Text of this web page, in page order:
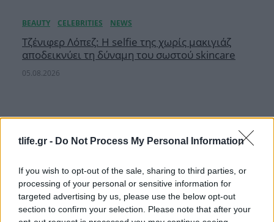
tlife.gr - Do Not Process My Personal Information
If you wish to opt-out of the sale, sharing to third parties, or
processing of your personal or sensitive information for
targeted advertising by us, please use the below opt-out
section to confirm your selection. Please note that after your
Τζένιφερ Λόπεζ: Η selfie της χωρίς μακιγιάζ
αποδεικνύει τη δύναμη του σωστού skincare
05.08.2026